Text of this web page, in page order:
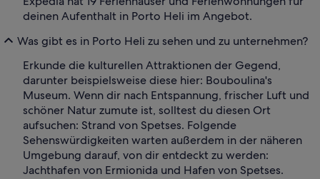
deinen Aufenthalt in Porto Heli im Angebot.
Was gibt es in Porto Heli zu sehen und zu unternehmen?
Erkunde die kulturellen Attraktionen der Gegend,
darunter beispielsweise diese hier: Bouboulina's
Museum. Wenn dir nach Entspannung, frischer Luft und
schöner Natur zumute ist, solltest du diesen Ort
aufsuchen: Strand von Spetses. Folgende
Sehenswürdigkeiten warten außerdem in der näheren
Umgebung darauf, von dir entdeckt zu werden:
Jachthafen von Ermionida und Hafen von Spetses.